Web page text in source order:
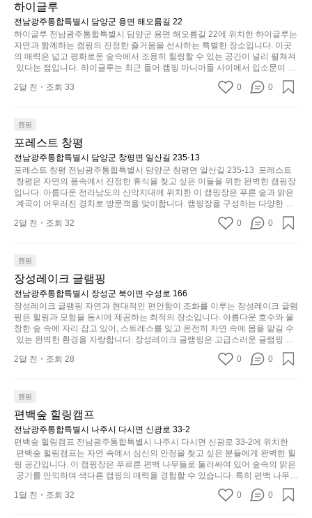
조
금
시
간
이
간
이
있
습
니
차
분
하
게
세
요.
마
치
암
퍼
지
갑’입
니
다.
늘
지
니
고
다
는
물
건
에
형
태,
색
감
사
만
충
분
하
고,
부
족
하
지
않
일
상
과
아
웃
계
를
자
연
스
로 화장실있음 .5분거리 cu .2분거리 음식점  항
구에서부터 해변까지 버스도 다니네요 ㅎㅎㅎ
아이들 엄청 좋아하네요 점심쯤도착해서 철수
할때까지 물놀이 3타임이나 했네요 ⛱️
아하네요 점심쯤도착해서 철수할때까지 물놀이 3타임이나 했네
요 ⛱️
포
리
해
변
너
무
좋
네
솔
밭?
이
라
고
여
기
에
리
하이글루
전남광주통합특별시 담양군 용면 해오름길 22
하이글루 전남광주통합특별시 담양군 용면 해오름길 22에 위치한 하이글루는
자연과 함께하는 캠핑의 진정한 즐거움을 선사하는 특별한 장소입니다. 이곳
의 매력은 넓고 평화로운 숲속에서 조용히 힐링할 수 있는 공간이 널리 펼쳐져
있다는 점입니다. 하이글루는 최근 들어 캠핑 마니아들 사이에서 입소문이 자
자한 인기 명소로, 사계절 내내 다양한 액티비티로 방문객들을 맞이합니다. 특
히, 하이글루의 독특한 시설인 글램핑 텐트는 고객들에게 아늑한 잠자리를 제
니다. 이곳의 장점은 또 다른 캠핑의 매력인 바베큐 파티를 즐길 수 있는 공간
또한, 하이글루 인근에는 다양한 트레킹 코스와 자전거 도로가 있어 아웃도어
활동을 좋아하는 이들에게 더욱 참조할 만한 장소가 됩니다. 담양의 아름다운
자연과 함께, 건강한 레저 활동을 즐기며 행복한 캠핑 경험을 쌓으실 수 있습
니다. 하이글루에서 특별한 순간을 만끽해보세요. 따뜻한 햇살과 함께하는 아
침, 상징적인 담양의 죽녹원과 함께 어우러진 저녁, 그리고 고요한 밤하늘 아래
에서 별을 바라보며 나누는 이야기들은 여러분의 캠핑 여행을 더욱 특별하게
2달 전 조회 33 0 0
캠핑
포레스트 창평
전남광주통합특별시 담양군 창평면 일산길 235-13
포레스트 창평 전남광주통합특별시 담양군 창평면 일산길 235-13  포레스트
창평은 자연의 품속에서 진정한 휴식을 찾고 싶은 이들을 위한 완벽한 캠핑장
입니다. 아름다운 전라남도의 산악지대에 위치한 이 캠핑장은 푸른 숲과 맑은
계곡이 어우러진 경치로 방문객을 맞이합니다. 캠핑장을 구성하는 다양한 시
설과 서비스 덕분에 가족, 친구, 연인과 함께 특별한 순간을 만들어갈 수 있는
최적의 공간이 됩니다.  포레스트 창평은 주말마다 직접 재배한 신선한 농산물
함을 누릴 수 있도록 만들어졌습니다. 저녁에는 별빛 아래에서 바베큐 파티를
합니다.  이곳은 자연과의 완벽한 조화를 이루며, 다채로운 야외 활동을 제공합
니다. 특히 어린이들은 안전하게 놀 수 있는 놀이시설이 마련되어 있어 부모님
들과 함께 즐거운 시간을 보낼 수 있습니다. 주변의 다양한 관광지와 먹거리를
탐험하는 재미도 포레스트 창평의 매력 중 하나입니다.  또한, 캠핑장을 방문
한 후 지속적으로 재방문하는 이들이 많아 인기가 날로 상승하고 있습니다. 포
레스트 창평은 단순한 캠핑 그 이상을 제공하며, 자연을 사랑하는 모든 이들에
2달 전 조회 32 0 0
캠핑
장성레이크 글램핑
전남광주통합특별시 장성군 북이면 수성로 166
장성레이크 글램핑 자연과 현대적인 편안함이 조화를 이루는 장성레이크 글램
핑은 힐링과 모험을 동시에 제공하는 최적의 장소입니다. 아름다운 호수와 울
창한 숲 속에 자리 잡고 있어, 스트레스를 잊고 온전히 자연 속에 몸을 맡길 수
있는 완벽한 환경을 자랑합니다. 장성레이크 글램핑은 고급스러운 글램핑 시
설을 갖추고 있어, 바쁜 일상에서 잠시 벗어나 이곳에 오면 사치스러운 휴식이
가능해집니다. 독립된 텐트에서 제공되는 특별한 불멍 공간은 소중한 사람과
로 완벽한 조건을 갖추고 있습니다. 이곳에서의 캠핑은 단순한 숙박이 아닌, 가
좋아하는 분들에게는 매주 특별한 바비큐 파티와 지역에서 나는 신선한 재료
로 만든 다양한 요리를 제공하여 미각을 만족시켜 줍니다.  장성레이크 글램핑
은 그 아름다운 경관과 최고 품질의 시설 덕분에 최근 몇 년 사이에 특히 주목
받고 있는 캠핑장 중 하나입니다. 주말이면 방문객이 가득해 예약이 빠르게 차
는 만큼 미리 일정을 계획하시는 것이 좋습니다. 나만의 프라이빗한 공간에서
가족 및 사랑하는 사람들과 함께하세요. 당신의 대자연 속 힐링을 기다리는 장
인기 정도: ★★★★★
2달 전 조회 28 0 0
캠핑
편백숲 힐링캠프
전남광주통합특별시 나주시 다시면 신광로 33-2
편백숲 힐링캠프 전남광주통합특별시 나주시 다시면 신광로 33-2에 위치한
편백숲 힐링캠프는 자연 속에서 심신의 안정을 찾고 싶은 분들에게 완벽한 힐
링 공간입니다. 이 캠핑장은 푸르른 편백 나무들로 둘러싸여 있어 숲속의 맑은
공기를 만끽하며 색다른 캠핑의 매력을 경험할 수 있습니다. 특히 편백 나무는
자연의 소리와 함께 휴식을 제공하며, 그 특유의 아로마향이 심리적 안정감을
가져다줍니다. 이곳에서 아침 햇살을 맞으며 조용한 숲속에서의 커피 한 잔은
1달 전 조회 32 0 0